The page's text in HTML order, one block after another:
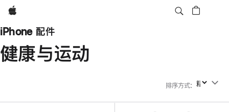
Apple
iPhone 配件
健康与运动
排序方式: 排序方式